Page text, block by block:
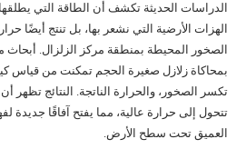
الدراسات الحديثة تكشف أن الطاقة التي
الهزات الأرضية التي نشعر بها، بل تنتج أيضًا
بمحاكاة زلازل صغيرة الحجم تمكنت من قياس
تكسر الصخور، والحرارة الناتجة. النتائج تظهر
تتحول إلى حرارة عالية، مما يفتح آفاقًا جديدة
العميق تحت سطح الأرض.